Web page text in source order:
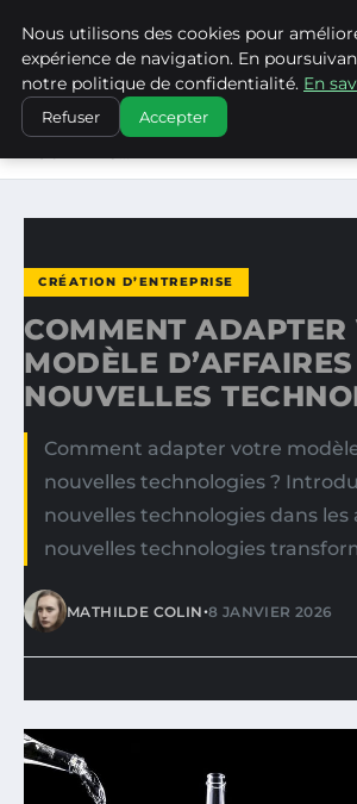
WP CAPE
ACCUEIL
CRÉATION D’ENTREPRISE
COMMENT ADAPTER VOTRE MODÈLE
CRÉATION D’ENTREPRISE
COMMENT ADAPTER
MODÈLE
NOUVELLES
Comment adapter votre
nouvelles technologies ?
nouvelles technologies dans les
nouvelles technologies
MATHILDE COLIN•8 JANVIER 2026
Nous utilisons des cookies pour
expérience de navigation. En
notre politique de confidentialité. En
Refuser Accepter